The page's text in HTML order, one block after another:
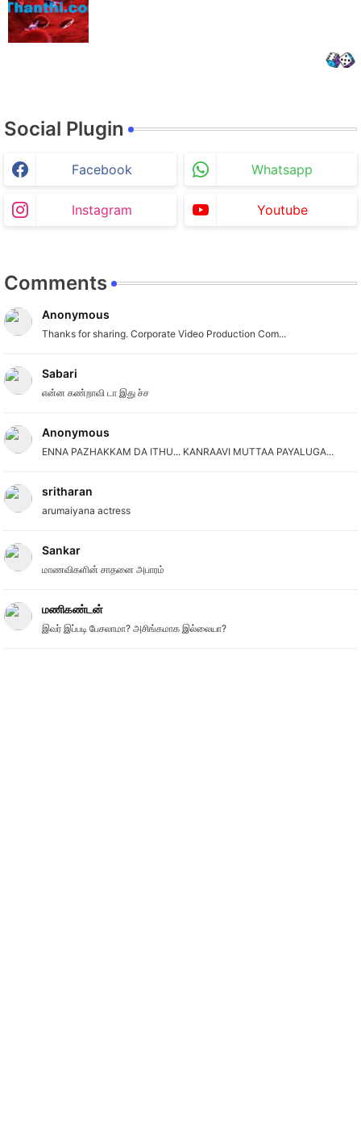
Social Plugin
Facebook Whatsapp
Instagram Youtube
Comments
Anonymous
Thanks for sharing. Corporate Video Production Com...
Sabari
என்ன கண்றாவி டா இது ச்ச
Anonymous
ENNA PAZHAKKAM DA ITHU... KANRAAVI MUTTAA PAYALUGA...
sritharan
arumaiyana actress
Sankar
மாணவிகளின் சாதனை அபாரம்
மணிகண்டன்
இவர் இப்படி பேசலாமா? அசிங்கமாக இல்லையா?